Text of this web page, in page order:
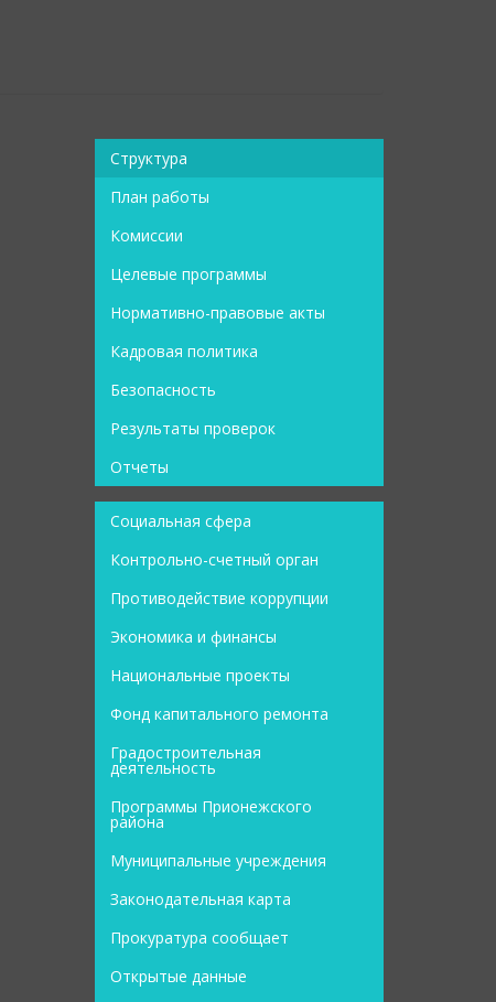
Структура
План работы
Комиссии
Целевые программы
Нормативно-правовые акты
Кадровая политика
Безопасность
Результаты проверок
Отчеты
Социальная сфера
Контрольно-счетный орган
Противодействие коррупции
Экономика и финансы
Национальные проекты
Фонд капитального ремонта
Градостроительная
деятельность
Программы Прионежского
района
Муниципальные учреждения
Законодательная карта
Прокуратура сообщает
Открытые данные